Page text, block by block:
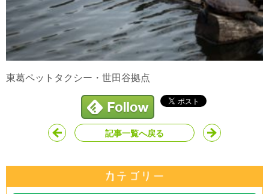
東葛ペットタクシー・世田谷拠点
記事一覧へ戻る